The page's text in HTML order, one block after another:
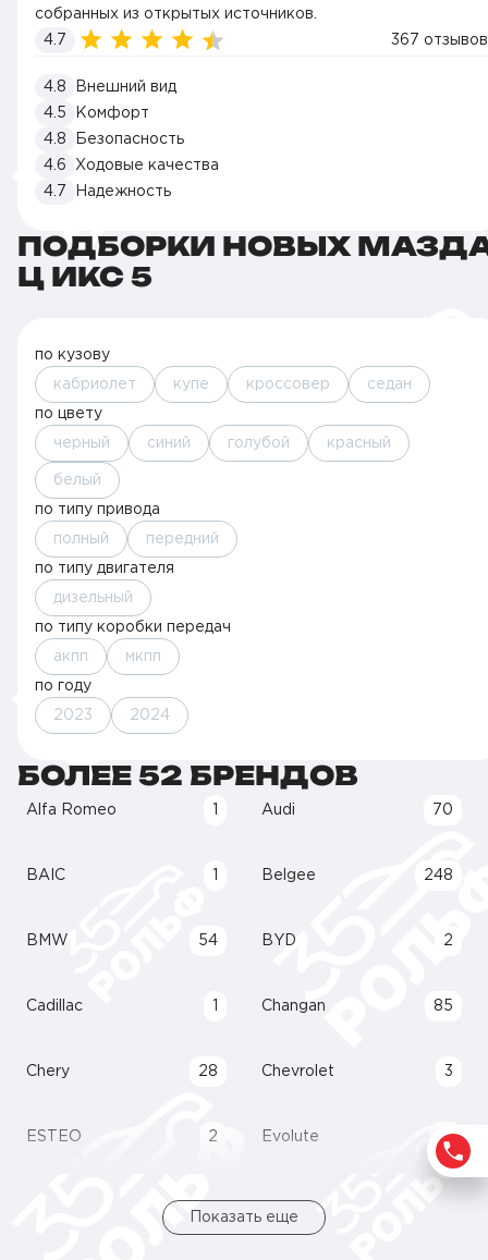
собранных из открытых источников.
4.7
367 отзывов
4.8
Внешний вид
4.5
Комфорт
4.8
Безопасность
4.6
Ходовые качества
4.7
Надежность
ПОДБОРКИ НОВЫХ
Ц ИКС 5
по кузову
кабриолет купе кроссовер седан
по цвету
черный синий голубой красный
белый
по типу привода
полный передний
по типу двигателя
дизельный
по типу коробки передач
акпп мкпп
по году
2023 2024
БОЛЕЕ 52 БРЕНДОВ
Alfa Romeo Audi 70
BAIC Belgee 248
BMW 54 BYD 2
Cadillac Changan 85
Chery 28 Chevrolet 3
ESTEO 2 Evolute 21
Показать еще